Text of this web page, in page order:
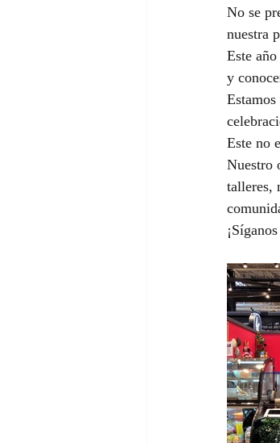
No se
nuestra
Este
y
Este no
Nuestro
talleres,